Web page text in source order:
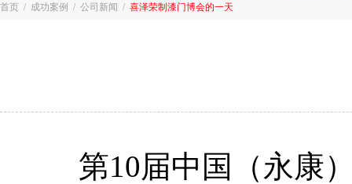
首页 / 成功案例 / 公司新闻 / 喜泽荣制漆门博会的一天
第10届中国（永康